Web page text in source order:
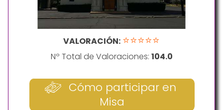
VALORACIÓN: ⭐⭐⭐⭐⭐
Nº Total de Valoraciones: 104.0
Cómo participar en
Misa